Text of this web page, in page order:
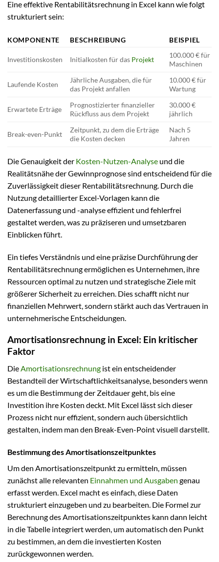
Eine effektive Rentabilitätsrechnung in Excel kann wie folgt
strukturiert sein:
KOMPONENTE BESCHREIBUNG BEISPIEL
Investitionskosten Initialkosten für das Projekt
100.000 € für
Maschinen
Laufende Kosten
Jährliche Ausgaben, die für
das Projekt anfallen
10.000 € für
Wartung
Erwartete Erträge
Prognostizierter finanzieller
Rückfluss aus dem Projekt
30.000 €
jährlich
Break-even-Punkt
Zeitpunkt, zu dem die Erträge
die Kosten decken
Nach 5
Jahren
Die Genauigkeit der Kosten-Nutzen-Analyse und die
Realitätsnähe der Gewinnprognose sind entscheidend für die
Zuverlässigkeit dieser Rentabilitätsrechnung. Durch die
Nutzung detaillierter Excel-Vorlagen kann die
Datenerfassung und -analyse effizient und fehlerfrei
gestaltet werden, was zu präziseren und umsetzbaren
Einblicken führt.
Ein tiefes Verständnis und eine präzise Durchführung der
Rentabilitätsrechnung ermöglichen es Unternehmen, ihre
Ressourcen optimal zu nutzen und strategische Ziele mit
größerer Sicherheit zu erreichen. Dies schafft nicht nur
finanziellen Mehrwert, sondern stärkt auch das Vertrauen in
unternehmerische Entscheidungen.
Amortisationsrechnung in Excel: Ein kritischer
Faktor
DieAmortisationsrechnung ist ein entscheidender
Bestandteil der Wirtschaftlichkeitsanalyse, besonders wenn
es um die Bestimmung der Zeitdauer geht, bis eine
Investition ihre Kosten deckt. Mit Excel lässt sich dieser
Prozess nicht nur effizient, sondern auch übersichtlich
gestalten, indem man den Break-Even-Point visuell darstellt.
Bestimmung des Amortisationszeitpunktes
Um den Amortisationszeitpunkt zu ermitteln, müssen
zunächst alle relevanten Einnahmen und Ausgaben genau
erfasst werden. Excel macht es einfach, diese Daten
strukturiert einzugeben und zu bearbeiten. Die Formel zur
Berechnung des Amortisationszeitpunktes kann dann leicht
in die Tabelle integriert werden, um automatisch den Punkt
zu bestimmen, an dem die investierten Kosten
zurückgewonnen werden.